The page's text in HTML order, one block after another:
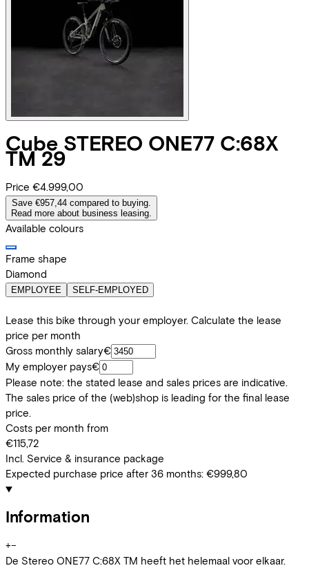
Cube STEREO ONE77 C:68X
TM 29
Price €4.999,00
Save €957,44 compared to buying.
Read more about business leasing.
Available colours
Frame shape
Diamond
EMPLOYEE SELF-EMPLOYED
Lease this bike through your employer. Calculate the lease
price per month
Gross monthly salary€
My employer pays€
Please note: the stated lease and sales prices are indicative.
The sales price of the (web)shop is leading for the final lease
price.
Costs per month from
€115,72
Incl. Service & insurance package
Expected purchase price after 36 months: €999,80
Information
+−
De Stereo ONE77 C:68X TM heeft het helemaal voor elkaar.